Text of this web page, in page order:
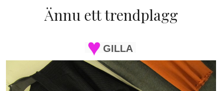
Ännu ett trendplagg
GILLA